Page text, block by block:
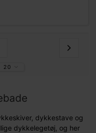
20
dykkestave og
dykkelegetøj, og her